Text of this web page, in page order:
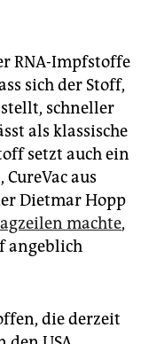
RNA-Impfstoffe
sich der Stoff,
schneller
als klassische
setzt auch ein
aus
Dietmar Hopp
machte,
angeblich
die derzeit